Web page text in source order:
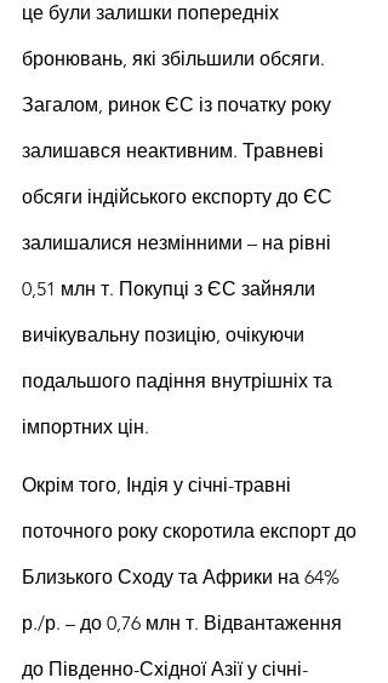
це були залишки попередніх
бронювань, які збільшили обсяги.
Загалом, ринок ЄС із початку року
залишався неактивним. Травневі
обсяги індійського експорту до ЄС
залишалися незмінними – на рівні
0,51 млн т. Покупці з ЄС зайняли
вичікувальну позицію, очікуючи
подальшого падіння внутрішніх та
імпортних цін.
Окрім того, Індія у січні-травні
поточного року скоротила експорт до
Близького Сходу та Африки на 64%
р./р. – до 0,76 млн т. Відвантаження
до Південно-Східної Азії у січні-